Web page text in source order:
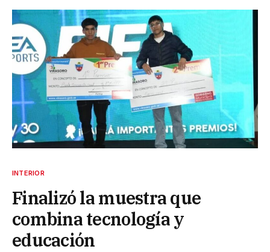
INTERIOR
Finalizó la muestra que
combina tecnología y
educación